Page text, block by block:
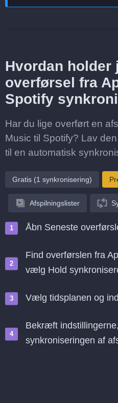
Hvordan holder
overførsel fra
Spotify
Har du lige overført en
Music til Spotify? Lav
til en automatisk
Gratis (1 synkronisering)
Afspilningslister
Åbn Seneste
Find overførslen fra
vælg Hold
Vælg tidsplanen og
Bekræft
synkroniseringen af